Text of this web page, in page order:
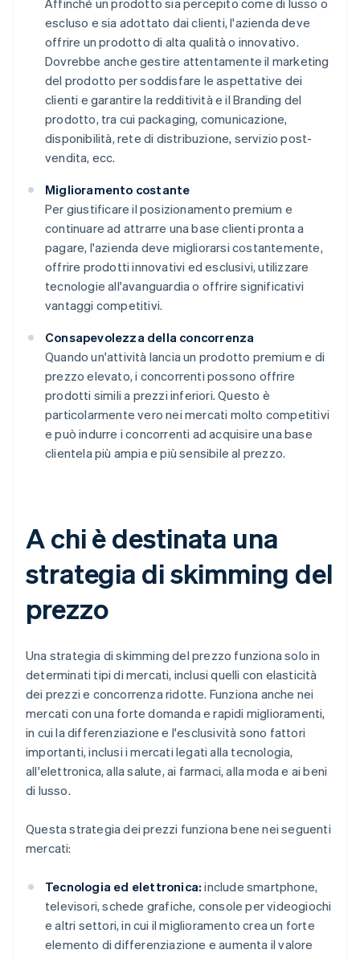
Affinché un prodotto sia percepito come di lusso o
escluso e sia adottato dai clienti, l'azienda deve
offrire un prodotto di alta qualità o innovativo.
Dovrebbe anche gestire attentamente il marketing
del prodotto per soddisfare le aspettative dei
clienti e garantire la redditività e il Branding del
prodotto, tra cui packaging, comunicazione,
disponibilità, rete di distribuzione, servizio post-
vendita, ecc.
Miglioramento costante
Per giustificare il posizionamento premium e
continuare ad attrarre una base clienti pronta a
pagare, l'azienda deve migliorarsi costantemente,
offrire prodotti innovativi ed esclusivi, utilizzare
tecnologie all'avanguardia o offrire significativi
vantaggi competitivi.
Consapevolezza della concorrenza
Quando un'attività lancia un prodotto premium e di
prezzo elevato, i concorrenti possono offrire
prodotti simili a prezzi inferiori. Questo è
particolarmente vero nei mercati molto competitivi
e può indurre i concorrenti ad acquisire una base
clientela più ampia e più sensibile al prezzo.
A chi è destinata una
strategia di skimming del
prezzo
Una strategia di skimming del prezzo funziona solo in
determinati tipi di mercati, inclusi quelli con elasticità
dei prezzi e concorrenza ridotte. Funziona anche nei
mercati con una forte domanda e rapidi miglioramenti,
in cui la differenziazione e l'esclusività sono fattori
importanti, inclusi i mercati legati alla tecnologia,
all'elettronica, alla salute, ai farmaci, alla moda e ai beni
di lusso.
Questa strategia dei prezzi funziona bene nei seguenti
mercati:
Tecnologia ed elettronica: include smartphone,
televisori, schede grafiche, console per videogiochi
e altri settori, in cui il miglioramento crea un forte
elemento di differenziazione e aumenta il valore